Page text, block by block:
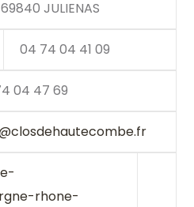
69840 JULIENAS
04 74 04 41 09
04 47 69
rhone-